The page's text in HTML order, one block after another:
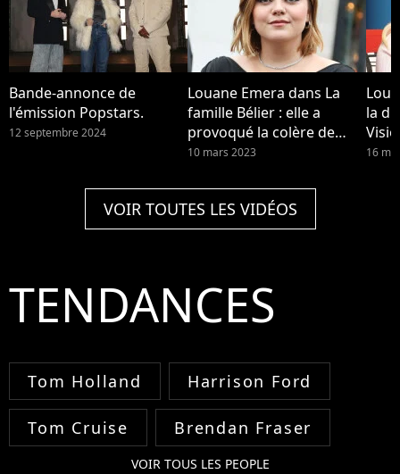
Bande-annonce de
l'émission Popstars.
12 septembre 2024
Louane Emera dans La
famille Bélier : elle a
provoqué la colère de
Michel Sardou
10 mars 2023
la
ou
16
VOIR TOUTES LES VIDÉOS
TENDANCES
Tom Holland Harrison Ford
Tom Cruise Brendan Fraser
VOIR TOUS LES PEOPLE